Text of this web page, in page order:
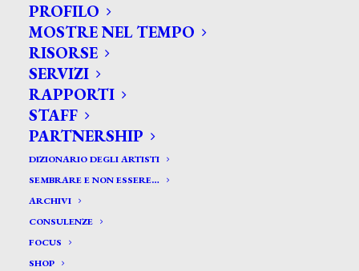
PROFILO
MOSTRE NEL TEMPO
RISORSE
SERVIZI
RAPPORTI
STAFF
PARTNERSHIP
DIZIONARIO DEGLI ARTISTI
SEMBRARE E NON ESSERE…
ARCHIVI
CONSULENZE
FOCUS
SHOP
CERCA TRA GLI ARTISTI:
Search
for: